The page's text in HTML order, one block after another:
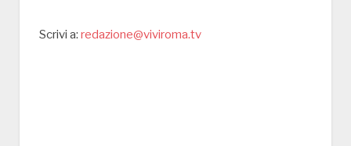
Scrivi a: redazione@viviroma.tv